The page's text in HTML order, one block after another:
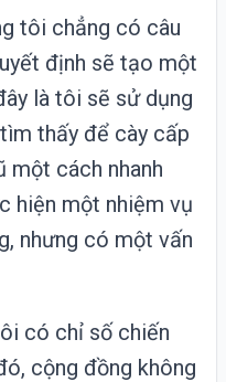
tôi chẳng có câu
định sẽ tạo một
là tôi sẽ sử dụng
thấy để cày cấp
một cách nhanh
hiện một nhiệm vụ
nhưng có một vấn
có chỉ số chiến
cộng đồng không